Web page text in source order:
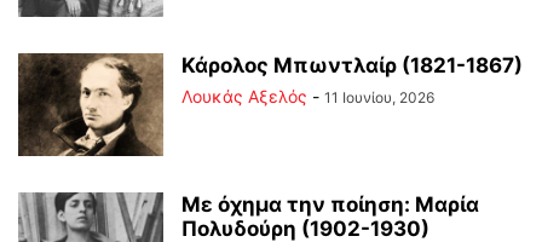
Κάρολος Μπωντλαίρ (1821-1867)
Λουκάς Αξελός - 11 Ιουνίου, 2026
Με όχημα την ποίηση: Μαρία
Πολυδούρη (1902-1930)